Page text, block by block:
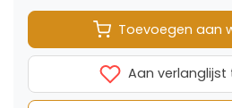
Toevoegen aan
Aan